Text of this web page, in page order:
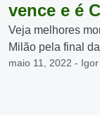
vence e é
Veja melhores
Milão pela final
maio 11, 2022 -